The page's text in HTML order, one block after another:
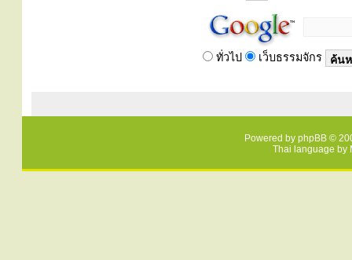
ทั่วไป เว็บธรรมจักร
Powered by phpBB ©
Thai language by